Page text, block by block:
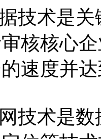
技术是
核核心
速度并
技术是